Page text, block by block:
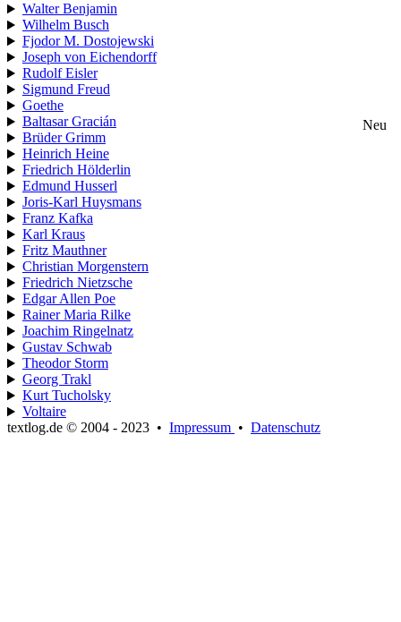
Walter Benjamin
Wilhelm Busch
Fjodor M. Dostojewski
Joseph von Eichendorff
Rudolf Eisler
Sigmund Freud
Goethe
Baltasar Gracián
Neu
Brüder Grimm
Heinrich Heine
Friedrich Hölderlin
Edmund Husserl
Joris-Karl Huysmans
Franz Kafka
Karl Kraus
Fritz Mauthner
Christian Morgenstern
Friedrich Nietzsche
Edgar Allen Poe
Rainer Maria Rilke
Joachim Ringelnatz
Gustav Schwab
Theodor Storm
Georg Trakl
Kurt Tucholsky
Voltaire
textlog.de © 2004 - 2023 • Impressum • Datenschutz